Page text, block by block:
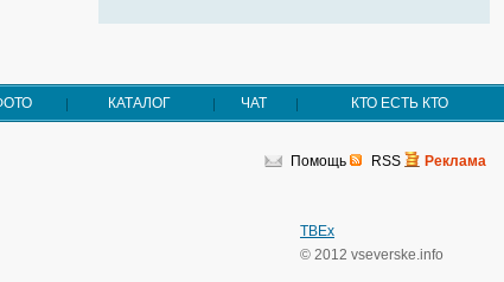
КАТАЛОГ ЧАТ КТО ЕСТЬ КТО
Помощь RSS Реклама
TBEx
© 2012 vseverske.info